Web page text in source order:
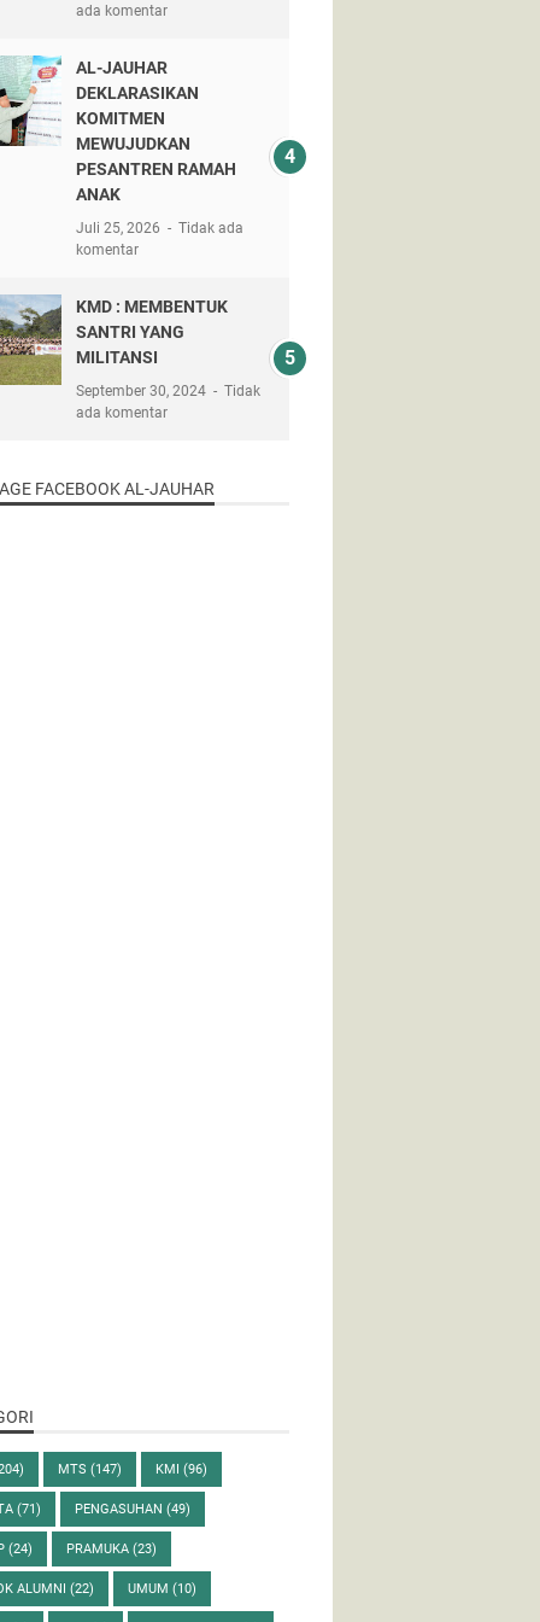
ada komentar
AL-JAUHAR
DEKLARASIKAN
KOMITMEN
MEWUJUDKAN
PESANTREN RAMAH
ANAK
Juli 25, 2026
Tidak ada
komentar
KMD : MEMBENTUK
SANTRI YANG
MILITANSI
September 30, 2024
Tidak
ada komentar
FACEBOOK AL-JAUHAR
MTS (147) KMI (96)
(71) PENGASUHAN (49)
(24) PRAMUKA (23)
ALUMNI (22) UMUM (10)